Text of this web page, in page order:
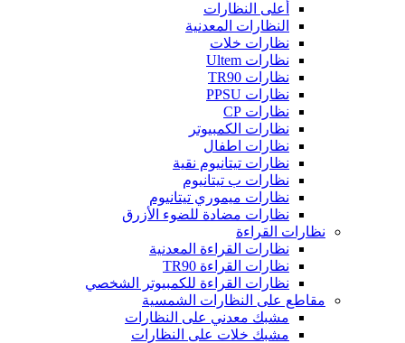
أعلى النظارات
النظارات المعدنية
نظارات خلات
نظارات Ultem
نظارات TR90
نظارات PPSU
نظارات CP
نظارات الكمبيوتر
نظارات اطفال
نظارات تيتانيوم نقية
نظارات ب تيتانيوم
نظارات ميموري تيتانيوم
نظارات مضادة للضوء الأزرق
نظارات القراءة
نظارات القراءة المعدنية
نظارات القراءة TR90
نظارات القراءة للكمبيوتر الشخصي
مقاطع على النظارات الشمسية
مشبك معدني على النظارات
مشبك خلات على النظارات